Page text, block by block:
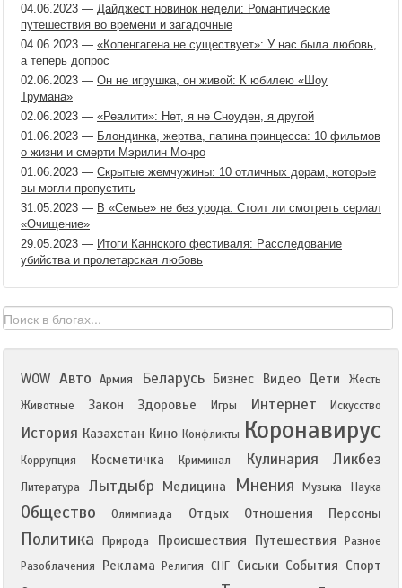
04.06.2023 — Дайджест новинок недели: Романтические
путешествия во времени и загадочные
04.06.2023 — «Копенгагена не существует»: У нас была любовь,
а теперь допрос
02.06.2023 — Он не игрушка, он живой: К юбилею «Шоу
Трумана»
02.06.2023 — «Реалити»: Нет, я не Сноуден, я другой
01.06.2023 — Блондинка, жертва, папина принцесса: 10 фильмов
о жизни и смерти Мэрилин Монро
01.06.2023 — Скрытые жемчужины: 10 отличных дорам, которые
вы могли пропустить
31.05.2023 — В «Семье» не без урода: Стоит ли смотреть сериал
«Очищение»
29.05.2023 — Итоги Каннского фестиваля: Расследование
убийства и пролетарская любовь
WOW Авто Армия Беларусь Бизнес Видео Дети
Жесть
Животные
Закон Здоровье Игры Интернет Искусство
История Казахстан Кино Конфликты Коронавирус
Коррупция Косметичка Криминал Кулинария Ликбез
Литература Лытдыбр Медицина Мнения Музыка Наука
Общество Олимпиада Отдых Отношения Персоны
Политика Природа Происшествия Путешествия
Разное
Разоблачения
Реклама Религия СНГ Сиськи События Спорт